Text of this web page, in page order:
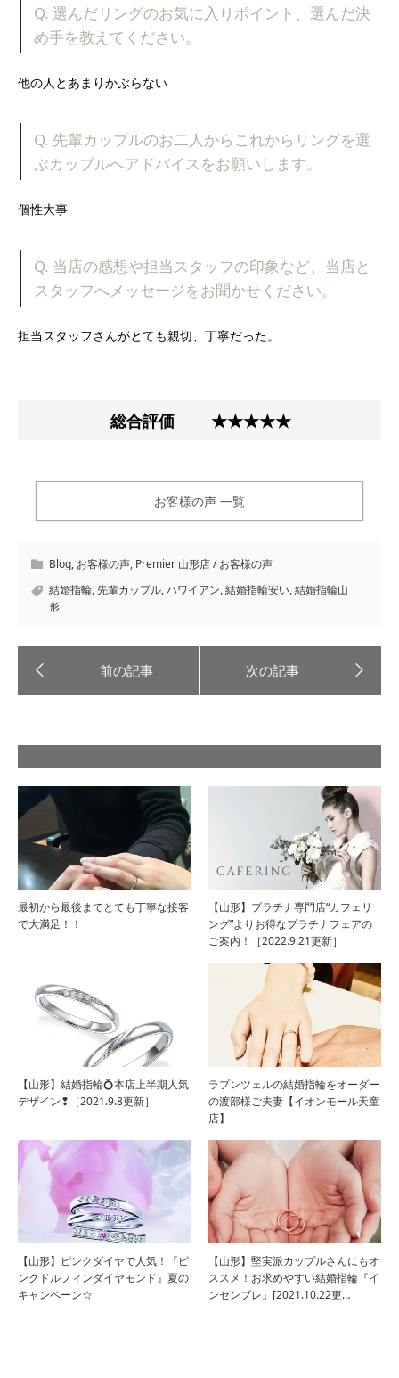
Q. 選んだリングのお気に入りポイント、選んだ決
め手を教えてください。
他の人とあまりかぶらない
Q. 先輩カップルのお二人からこれからリングを選
ぶカップルへアドバイスをお願いします。
個性大事
Q. 当店の感想や担当スタッフの印象など、当店と
スタッフへメッセージをお聞かせください。
担当スタッフさんがとても親切、丁寧だった。
総合評価★★★★★
お客様の声 一覧
Blog, お客様の声, Premier 山形店 / お客様の声
結婚指輪, 先輩カップル,ハワイアン,結婚指輪安い,結婚指輪山
形
最初から最後までとても丁寧な接客
で大満足！！
【山形】プラチナ専門店“カフェリ
ング”よりお得なプラチナフェアの
ご案内！［2022.9.21更新］
【山形】結婚指輪💍本店上半期人気
デザイン❢［2021.9.8更新］
ラプンツェルの結婚指輪をオーダー
の渡部様ご夫妻【イオンモール天童
店】
【山形】ピンクダイヤで人気！『ピ
ンクドルフィンダイヤモンド』夏の
キャンペーン☆
【山形】堅実派カップルさんにもオ
ススメ！お求めやすい結婚指輪『イ
ンセンブレ』[2021.10.22更…